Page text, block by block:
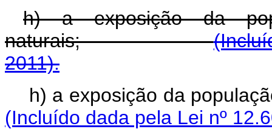
h) a exposição da
naturais;
2011).
h) a exposição da
(Incluído dada pela Lei nº